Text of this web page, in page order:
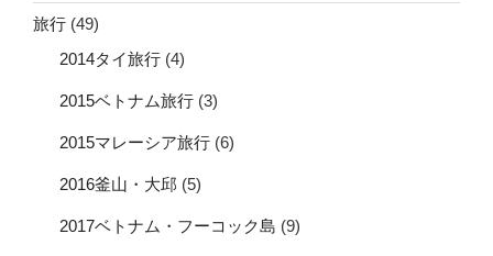
旅行 (49)
2014タイ旅行 (4)
2015ベトナム旅行 (3)
2015マレーシア旅行 (6)
2016釜山・大邱 (5)
2017ベトナム・フーコック島 (9)